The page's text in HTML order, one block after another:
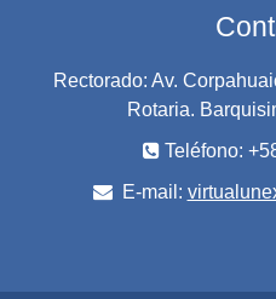
Rectorado: Av.
Rotaria.
Teléfono:
E-mail: